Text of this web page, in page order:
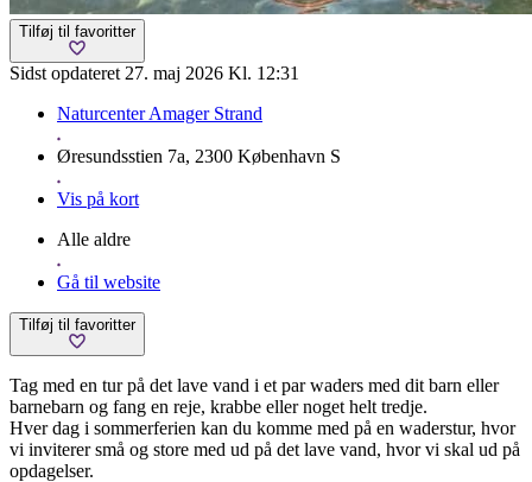
Tilføj til favoritter
Sidst opdateret 27. maj 2026 Kl. 12:31
Naturcenter Amager Strand
Øresundsstien 7a, 2300 København S
Vis på kort
Alle aldre
Gå til website
Tilføj til favoritter
Tag med en tur på det lave vand i et par waders med dit barn eller
barnebarn og fang en reje, krabbe eller noget helt tredje.
Hver dag i sommerferien kan du komme med på en waderstur, hvor
vi inviterer små og store med ud på det lave vand, hvor vi skal ud på
opdagelser.